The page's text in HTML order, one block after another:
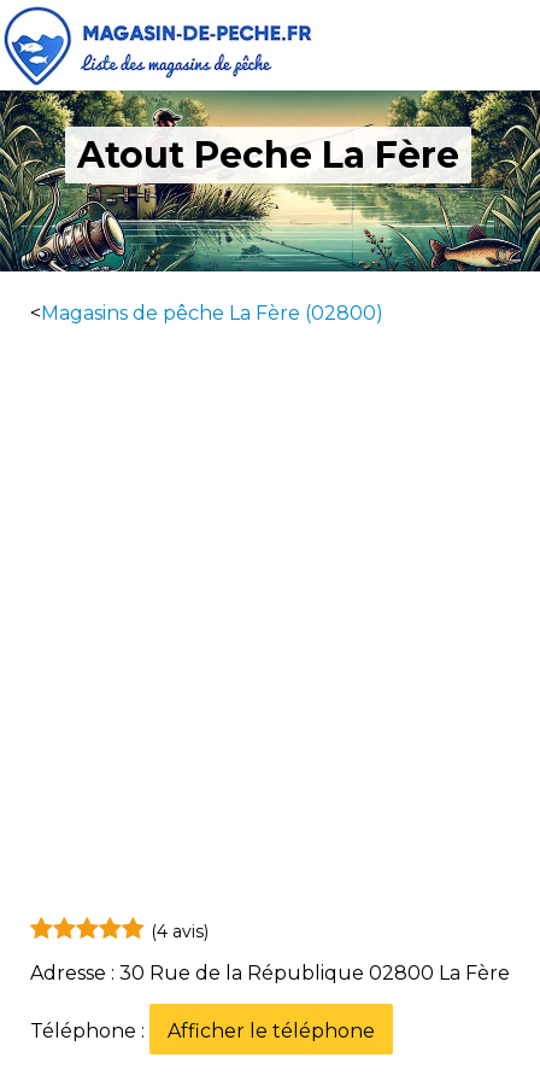
Atout Peche La Fère
<Magasins de pêche La Fère (02800)
(4 avis)
Adresse : 30 Rue de la République 02800 La Fère
Téléphone : Afficher le téléphone